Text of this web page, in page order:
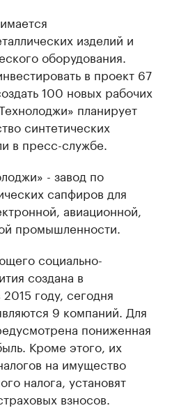
изделий и
оборудования.
в проект 67
100 новых рабочих
планирует
синтетических
в пресс-службе.
- завод по
сапфиров для
авиационной,
промышленности.
социально-
создана в
году, сегодня
9 компаний. Для
пониженная
Кроме этого, их
на имущество
налога, установят
взносов.